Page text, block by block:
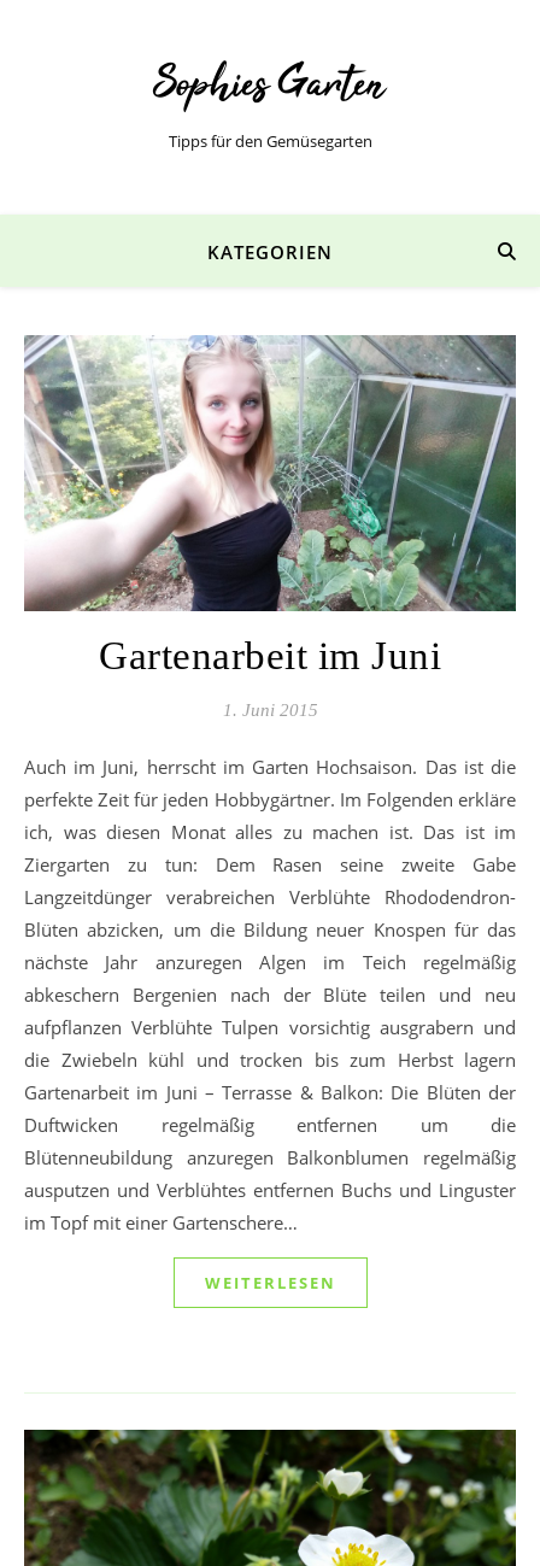
Tipps für den Gemüsegarten
KATEGORIEN
Gartenarbeit im Juni
1. Juni 2015
Auch im Juni, herrscht im Garten Hochsaison. Das ist die
perfekte Zeit für jeden Hobbygärtner. Im Folgenden erkläre
ich, was diesen Monat alles zu machen ist. Das ist im
Ziergarten zu tun: Dem Rasen seine zweite Gabe
Langzeitdünger verabreichen Verblühte Rhododendron-
Blüten abzicken, um die Bildung neuer Knospen für das
nächste Jahr anzuregen Algen im Teich regelmäßig
abkeschern Bergenien nach der Blüte teilen und neu
aufpflanzen Verblühte Tulpen vorsichtig ausgrabern und
die Zwiebeln kühl und trocken bis zum Herbst lagern
Gartenarbeit im Juni – Terrasse & Balkon: Die Blüten der
Duftwicken regelmäßig entfernen um die
Blütenneubildung anzuregen Balkonblumen regelmäßig
ausputzen und Verblühtes entfernen Buchs und Linguster
im Topf mit einer Gartenschere…
WEITERLESEN